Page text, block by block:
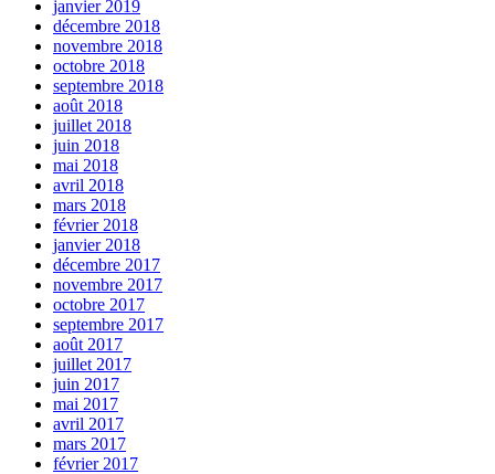
janvier 2019
décembre 2018
novembre 2018
octobre 2018
septembre 2018
août 2018
juillet 2018
juin 2018
mai 2018
avril 2018
mars 2018
février 2018
janvier 2018
décembre 2017
novembre 2017
octobre 2017
septembre 2017
août 2017
juillet 2017
juin 2017
mai 2017
avril 2017
mars 2017
février 2017